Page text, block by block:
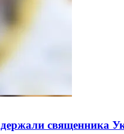
священника